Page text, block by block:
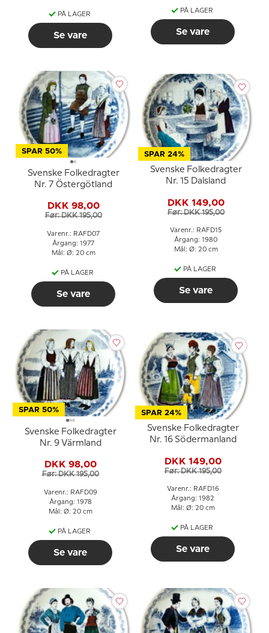
PÅ LAGER
Se vare
PÅ LAGER
Se vare
SPAR 50%
Svenske Folkedragter
Nr. 7 Östergötland
DKK 98,00
Før: DKK 195,00
Varenr.: RAFD07
Årgang: 1977
Mål: Ø: 20 cm
PÅ LAGER
Se vare
SPAR 24%
Svenske Folkedragter
Nr. 15 Dalsland
DKK 149,00
Før: DKK 195,00
Varenr.: RAFD15
Årgang: 1980
Mål: Ø: 20 cm
PÅ LAGER
Se vare
SPAR 50%
Svenske Folkedragter
Nr. 9 Värmland
DKK 98,00
Før: DKK 195,00
Varenr.: RAFD09
Årgang: 1978
Mål: Ø: 20 cm
PÅ LAGER
Se vare
SPAR 24%
Svenske Folkedragter
Nr. 16 Södermanland
DKK 149,00
Før: DKK 195,00
Varenr.: RAFD16
Årgang: 1982
Mål: Ø: 20 cm
PÅ LAGER
Se vare